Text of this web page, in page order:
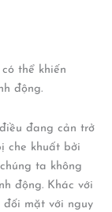
thể khiến
động.
đang cản trở
che khuất bởi
ta không
động. Khác với
đối mặt với nguy